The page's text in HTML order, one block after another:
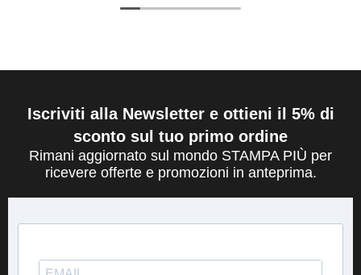
Iscriviti alla Newsletter e ottieni il 5% di
sconto sul tuo primo ordine
Rimani aggiornato sul mondo STAMPA PIÙ per
ricevere offerte e promozioni in anteprima.